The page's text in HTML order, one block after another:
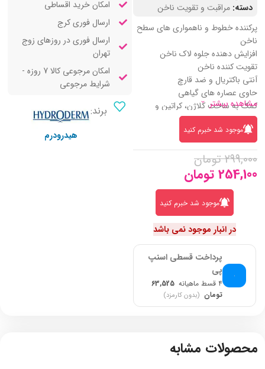
دسته: مراقبت و تقویت ناخن
پرکننده خطوط و ناهمواری های سطح
ناخن
افزایش دهنده جلوه لاک ناخن
تقویت کننده ناخن
آنتی باکتریال و ضد قارچ
حاوی عصاره های گیاهی
کمک به ساخت کلاژن، کراتین و
الاستین
مشاهده بیشتر
موجود شد خبرم کنید
299,000 تومان
254,100 تومان
موجود شد خبرم کنید
در انبار موجود نمی باشد
پرداخت قسطی اسنپ
پی
۴ قسط ماهیانه
63,525
تومان (بدون کارمزد)
امکان خرید اقساطی
ارسال فوری کرج
ارسال فوری در روزهای زوج
تهران
امکان مرجوعی کالا 7 روزه -
شرایط مرجوعی
برند:
هیدرودرم
محصولات مشابه